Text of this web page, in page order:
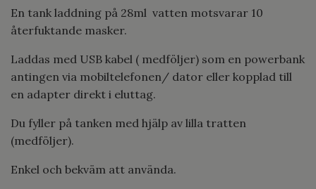
En tank laddning på 28ml vatten motsvarar 10
återfuktande masker.
Laddas med USB kabel ( medföljer) som en powerbank
antingen via mobiltelefonen/ dator eller kopplad till
en adapter direkt i eluttag.
Du fyller på tanken med hjälp av lilla tratten
(medföljer).
Enkel och bekväm att använda.